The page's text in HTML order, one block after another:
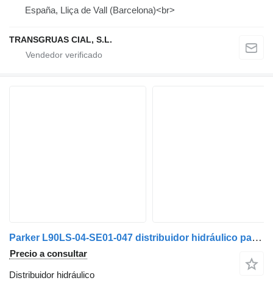
España, Lliça de Vall (Barcelona)<br>
TRANSGRUAS CIAL, S.L.
Parker L90LS-04-SE01-047 distribuidor hidráulico para camión
Precio a consultar
Distribuidor hidráulico